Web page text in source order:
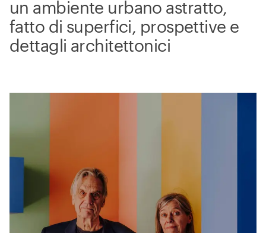
un ambiente urbano astratto,
fatto di superfici, prospettive e
dettagli architettonici